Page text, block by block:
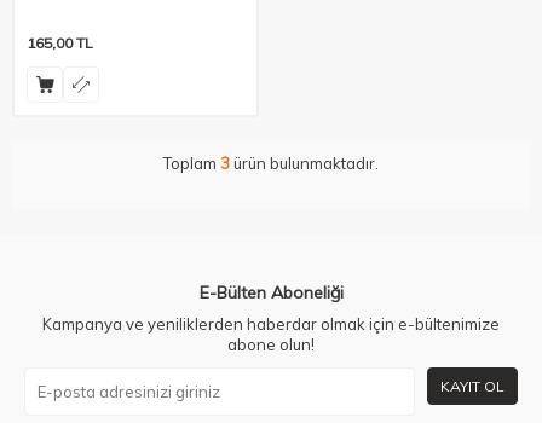
165,00TL
Toplam 3ürün bulunmaktadır.
E-Bülten Aboneliği
Kampanya ve yeniliklerden haberdar olmak için e-bültenimize
abone olun!
KAYIT OL